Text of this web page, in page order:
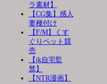
ラ素材】
【CG集】感人
妻種付け
【F/M】くす
ぐりペット競
売
【jk自宅監
禁】
【NTR漫画】